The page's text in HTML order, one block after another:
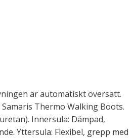
är automatiskt översatt.
Thermo Walking Boots.
Innersula: Dämpad,
Yttersula: Flexibel, grepp med